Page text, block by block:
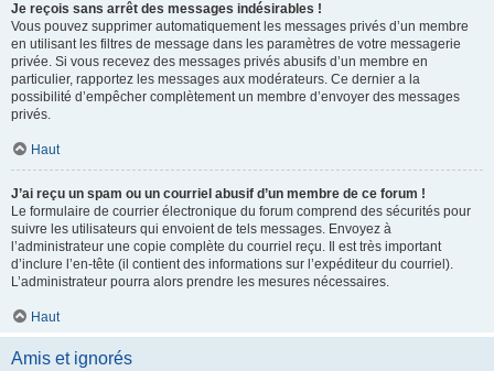
Je reçois sans arrêt des messages indésirables !
Vous pouvez supprimer automatiquement les messages privés d’un membre
en utilisant les filtres de message dans les paramètres de votre messagerie
privée. Si vous recevez des messages privés abusifs d’un membre en
particulier, rapportez les messages aux modérateurs. Ce dernier a la
possibilité d’empêcher complètement un membre d’envoyer des messages
privés.
Haut
J’ai reçu un spam ou un courriel abusif d’un membre de ce forum !
Le formulaire de courrier électronique du forum comprend des sécurités pour
suivre les utilisateurs qui envoient de tels messages. Envoyez à
l’administrateur une copie complète du courriel reçu. Il est très important
d’inclure l’en-tête (il contient des informations sur l’expéditeur du courriel).
L’administrateur pourra alors prendre les mesures nécessaires.
Haut
Amis et ignorés